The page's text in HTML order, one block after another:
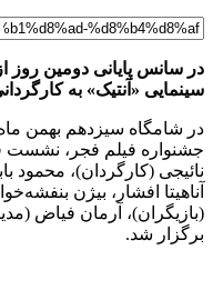
در سانس پایانی دومین
سینمایی «آنتیک» به
در شامگاه سیزدهم بهمن
جشنواره فیلم فجر، نشست
نائیجی (کارگردان)، محمود
آناهیتا افشار، بیژن
(بازیگران)، آرمان فیاض
برگزار شد.